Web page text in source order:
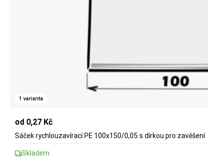
1 varianta
od 0,27 Kč
Sáček rychlouzavírací PE 100x150/0,05 s dírkou pro zavěšení
Skladem